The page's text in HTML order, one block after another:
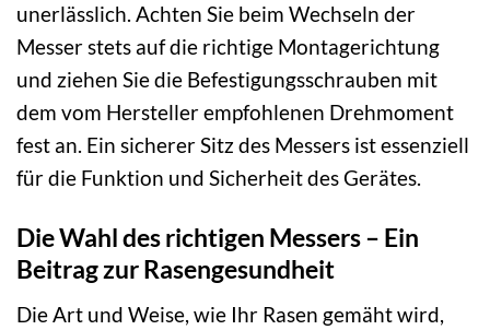
unerlässlich. Achten Sie beim Wechseln der
Messer stets auf die richtige Montagerichtung
und ziehen Sie die Befestigungsschrauben mit
dem vom Hersteller empfohlenen Drehmoment
fest an. Ein sicherer Sitz des Messers ist essenziell
für die Funktion und Sicherheit des Gerätes.
Die Wahl des richtigen Messers – Ein
Beitrag zur Rasengesundheit
Die Art und Weise, wie Ihr Rasen gemäht wird,